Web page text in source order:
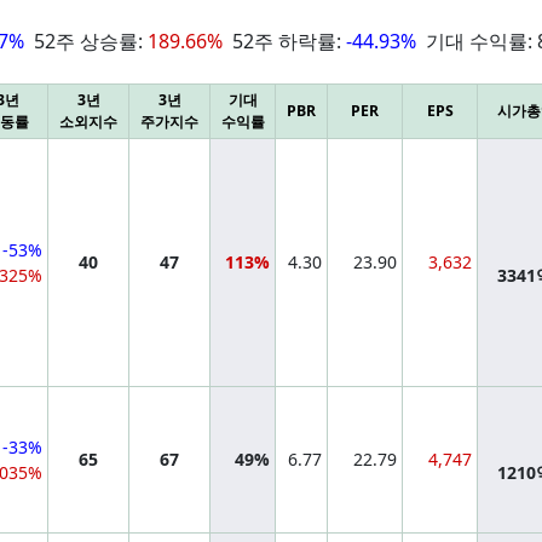
52주 상승률: 189.66% 52주 하락률: -44.93% 기대 수익률:
년
률
3년
소외지수
3년
주가지수
기대
수익률
PBR PER EPS 시가
-53%
325%
40 47 113% 4.30 23.90 3,632
3341
-33%
65 67 49% 6.77 22.79 4,747
1210